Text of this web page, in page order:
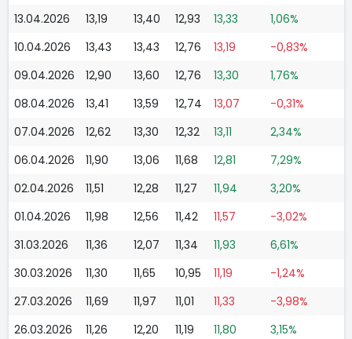
13.04.2026
13,19 13,40 12,93 13,33
1,06%
10.04.2026
13,43 13,43 12,76 13,19
-0,83%
09.04.2026
12,90 13,60 12,76 13,30
1,76%
08.04.2026
13,41 13,59 12,74 13,07
-0,31%
07.04.2026
12,62 13,30 12,32 13,11
2,34%
06.04.2026
11,90 13,06 11,68 12,81
7,29%
02.04.2026
11,51 12,28 11,27 11,94
3,20%
01.04.2026
11,98 12,56 11,42 11,57
-3,02%
31.03.2026
11,36 12,07 11,34 11,93
6,61%
30.03.2026
11,30 11,65 10,95 11,19
-1,24%
27.03.2026
11,69 11,97 11,01 11,33
-3,98%
26.03.2026
11,26 12,20 11,19 11,80
3,15%